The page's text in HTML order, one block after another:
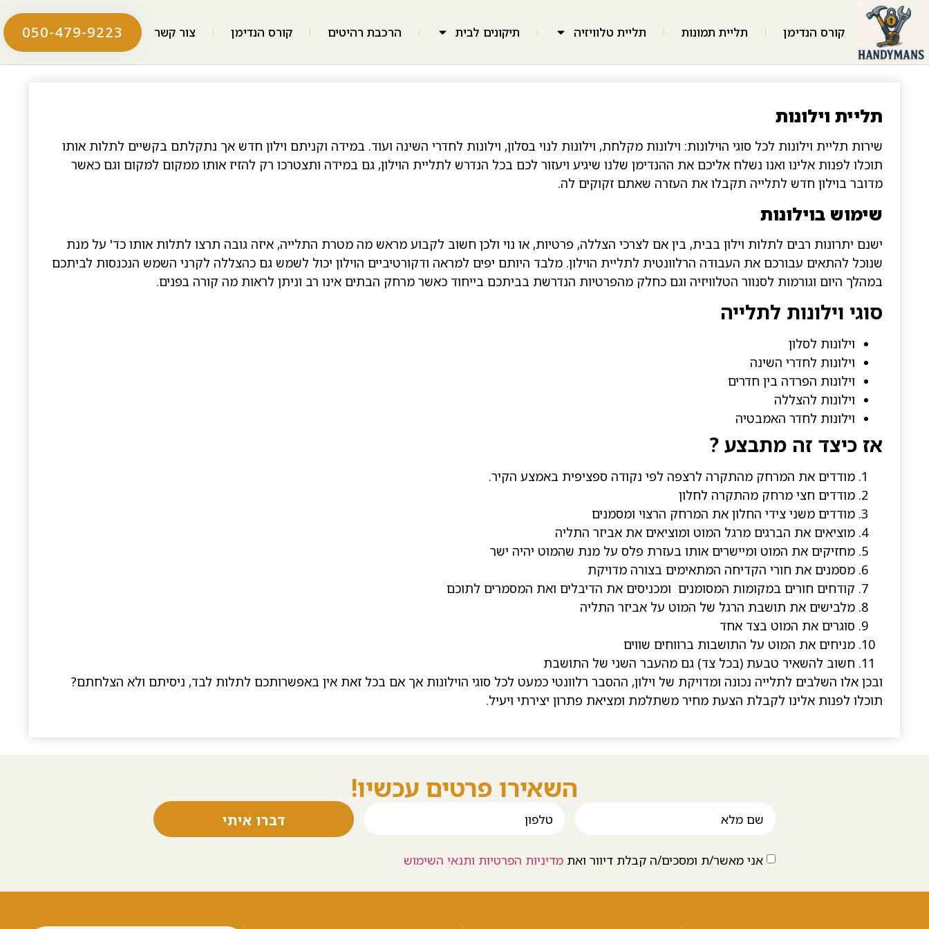
קורס הנדימן תליית תמונות תליית טלוויזיה תיקונים לבית הרכבת רהיטים קורס הנדימן צור קשר 050-479-9223
תליית וילונות
שירות תליית וילונות לכל סוגי הוילונות: וילונות מקלחת, וילונות לנוי בסלון, וילונות לחדרי השינה ועוד. במידה וקניתם וילון חדש אך נתקלתם בקשיים לתלות אותו
תוכלו לפנות אלינו ואנו נשלח אליכם את ההנדימן שלנו שיגיע ויעזור לכם בכל הנדרש לתליית הוילון, גם במידה ותצטרכו רק להזיז אותו ממקום למקום וגם כאשר
מדובר בוילון חדש לתלייה תקבלו את העזרה שאתם זקוקים לה.
שימוש בוילונות
ישנם יתרונות רבים לתלות וילון בבית, בין אם לצרכי הצללה, פרטיות, או נוי ולכן חשוב לקבוע מראש מה מטרת התלייה, איזה גובה תרצו לתלות אותו כד' על מנת
שנוכל להתאים עבורכם את העבודה הרלוונטית לתליית הוילון. מלבד היותם יפים למראה ודקורטיביים הוילון יכול לשמש גם כהצללה לקרני השמש הנכנסות לביתכם
במהלך היום וגורמות לסנוור הטלוויזיה וגם כחלק מהפרטיות הנדרשת בביתכם בייחוד כאשר מרחק הבתים אינו רב וניתן לראות מה קורה בפנים.
סוגי וילונות לתלייה
וילונות לסלון
וילונות לחדרי השינה
וילונות הפרדה בין חדרים
וילונות להצללה
וילונות לחדר האמבטיה
אז כיצד זה מתבצע ?
מודדים את המרחק מהתקרה לרצפה לפי נקודה ספציפית באמצע הקיר.
מודדים חצי מרחק מהתקרה לחלון
מודדים משני צידי החלון את המרחק הרצוי ומסמנים
מוציאים את הברגים מרגל המוט ומוציאים את אביזר התליה
מחזיקים את המוט ומיישרים אותו בעזרת פלס על מנת שהמוט יהיה ישר
מסמנים את חורי הקדיחה המתאימים בצורה מדויקת
קודחים חורים במקומות המסומנים ומכניסים את הדיבלים ואת המסמרים לתוכם
מלבישים את תושבת הרגל של המוט על אביזר התליה
סוגרים את המוט בצד אחד
מניחים את המוט על התושבות ברווחים שווים
חשוב להשאיר טבעת (בכל צד) גם מהעבר השני של התושבת
ובכן אלו השלבים לתלייה נכונה ומדויקת של וילון, ההסבר רלוונטי כמעט לכל סוגי הוילונות אך אם בכל זאת אין באפשרותכם לתלות לבד, ניסיתם ולא הצלחתם?
תוכלו לפנות אלינו לקבלת הצעת מחיר משתלמת ומציאת פתרון יצירתי ויעיל.
השאירו פרטים עכשיו!
אני מאשר/ת ומסכים/ה קבלת דיוור ואת מדיניות הפרטיות ותנאי השימוש
דברו איתי